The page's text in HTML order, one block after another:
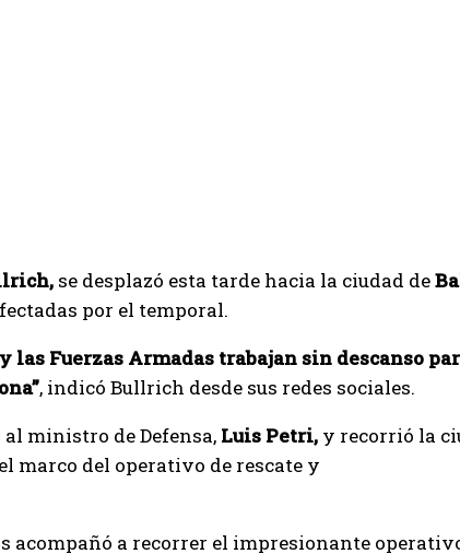
se desplazó esta tarde hacia la ciudad de
por el temporal.
las Fuerzas Armadas trabajan sin descanso
, indicó Bullrich desde sus redes sociales.
ministro de Defensa, Luis Petri, y recorrió la
marco del operativo de rescate y
acompañó a recorrer el impresionante